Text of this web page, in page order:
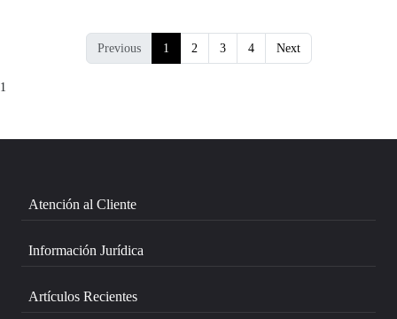
Previous 1 2 3 4 Next
1
Atención al Cliente
Información Jurídica
Artículos Recientes